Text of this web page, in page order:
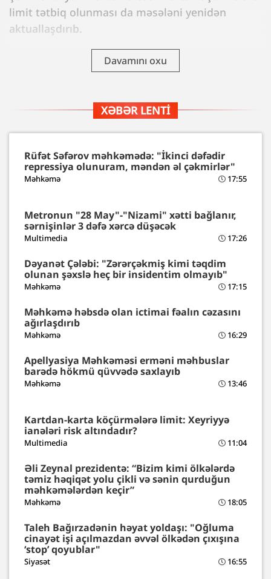
limit tətbiq olunması da məsələni yenidən
aktuallaşdırıb.
Davamını oxu
XƏBƏR LENTI
Rüfət Səfərov məhkəmədə: "İkinci dəfədir
repressiya olunuram, məndən əl çəkmirlər"
Məhkəmə 17:55
Metronun "28 May"-"Nizami" xətti bağlanır,
sərnişinlər 3 dəfə xərcə düşəcək
Multimedia 17:26
Dəyanət Çələbi: "Zərərçəkmiş kimi təqdim
olunan şəxslə heç bir insidentim olmayıb"
Məhkəmə 17:15
Məhkəmə həbsdə olan ictimai fəalın cəzasını
ağırlaşdırıb
Məhkəmə 16:29
Apellyasiya Məhkəməsi erməni məhbuslar
barədə hökmü qüvvədə saxlayıb
Məhkəmə 13:46
Kartdan-karta köçürmələrə limit: Xeyriyyə
ianələri risk altındadır?
Multimedia 11:04
Əli Zeynal prezidentə: “Bizim kimi ölkələrdə
təmiz həqiqət yolu çikli və sənin qurduğun
məhkəmələrdən keçir”
Məhkəmə 18:05
Taleh Bağırzadənin həyat yoldaşı: "Oğluma
cinayət işi açılmazdan əvvəl ölkədən çıxışına
‘stop’ qoyublar"
Siyasət 16:55